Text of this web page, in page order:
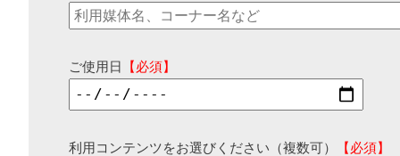
ご使用日 【必須】
利用コンテンツをお選びください（複数可）
【必須】